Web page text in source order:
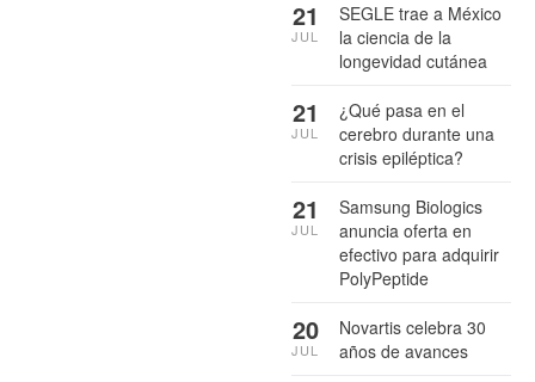
SEGLE trae a México
la ciencia de la
longevidad cutánea
21
JUL
¿Qué pasa en el
cerebro durante una
crisis epiléptica?
21
JUL
Samsung Biologics
anuncia oferta en
efectivo para adquirir
PolyPeptide
21
JUL
Novartis celebra 30
años de avances
20
JUL